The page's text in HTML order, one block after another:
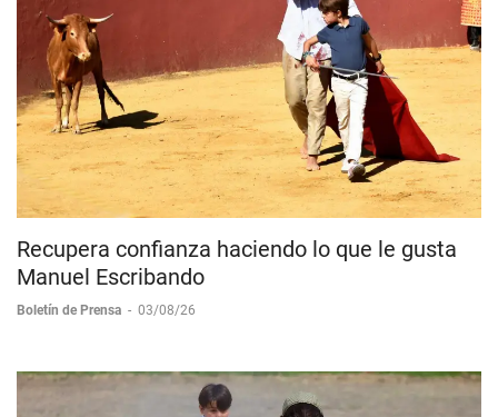
Recupera confianza haciendo lo que le gusta
Manuel Escribando
Boletín de Prensa - 03/08/26